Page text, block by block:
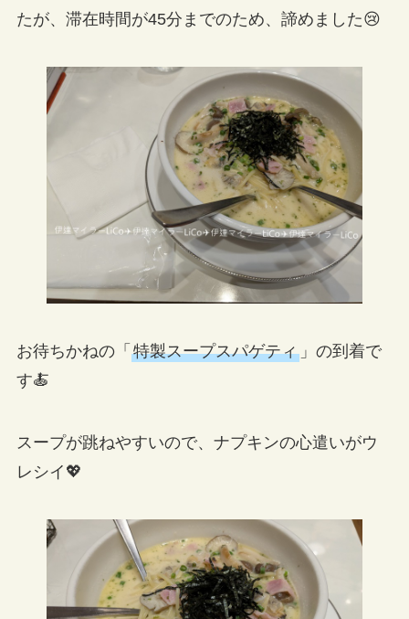
たが、滞在時間が45分までのため、諦めました😢
お待ちかねの「 特製スープスパゲティ」の到着で
す🍝
スープが跳ねやすいので、ナプキンの心遣いがウ
レシイ💖